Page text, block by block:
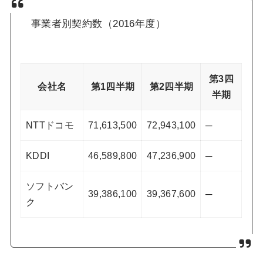
事業者別契約数（2016年度）
会社名 第1四半期 第2四半期
第3四
半期
NTTドコモ 71,613,500 72,943,100 ─
KDDI 46,589,800 47,236,900 ─
ソフトバン
ク
39,386,100 39,367,600 ─